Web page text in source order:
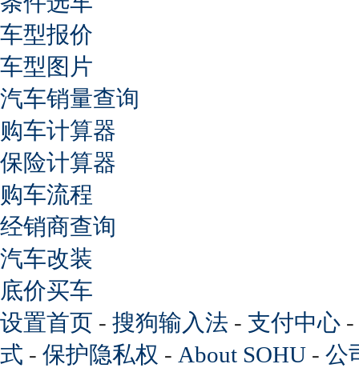
车型报价
车型图片
汽车销量查询
购车计算器
保险计算器
购车流程
经销商查询
汽车改装
底价买车
设置首页 - 搜狗输入法 - 支付中心 -
式 - 保护隐私权 - About SOHU - 公